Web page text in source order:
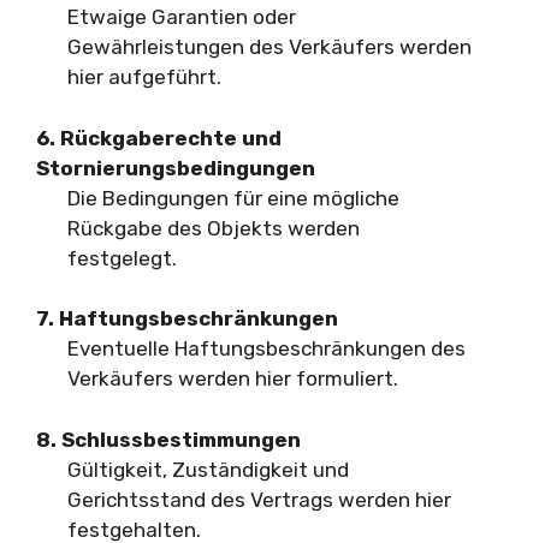
Etwaige Garantien oder
Gewährleistungen des Verkäufers werden
hier aufgeführt.
6. Rückgaberechte und
Stornierungsbedingungen
Die Bedingungen für eine mögliche
Rückgabe des Objekts werden
festgelegt.
7. Haftungsbeschränkungen
Eventuelle Haftungsbeschränkungen des
Verkäufers werden hier formuliert.
8. Schlussbestimmungen
Gültigkeit, Zuständigkeit und
Gerichtsstand des Vertrags werden hier
festgehalten.